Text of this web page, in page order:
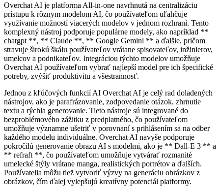
Overchat AI je platforma All-in-one navrhnutá na centralizáciu
prístupu k rôznym modelom AI, čo používateľom uľahčuje
využívanie možností viacerých modelov v jednom rozhraní. Tento
komplexný nástroj podporuje populárne modely, ako napríklad **
chatgpt **, ** Claude **, ** Google Gemini ** a ďalšie, pričom
stravuje širokú škálu používateľov vrátane spisovateľov, inžinierov,
umelcov a podnikateľov. Integráciou týchto modelov umožňuje
Overchat AI používateľom vybrať najlepší model pre ich špecifické
potreby, zvýšiť produktivitu a všestrannosť.
Jednou z kľúčových funkcií AI Overchat AI je celý rad doladených
nástrojov, ako je parafrázovanie, zodpovedanie otázok, zhrnutie
textu a rýchla generovanie. Tieto nástroje sú integrované do
bezproblémového zážitku z predplatného, ​​čo používateľom
umožňuje významne ušetriť v porovnaní s prihlásením sa na odber
každého modelu individuálne. Overchat AI navyše podporuje
pokročilú generovanie obrazu AI s modelmi, ako je ** Dall-E 3 ** a
** refraft **, čo používateľom umožňuje vytvárať rozmanité
umelecké štýly vrátane manga, realistických portrétov a ďalších.
Používatelia môžu tiež vytvoriť výzvy na generáciu obrázkov z
obrázkov, čím ďalej vylepšujú kreatívny potenciál platformy.